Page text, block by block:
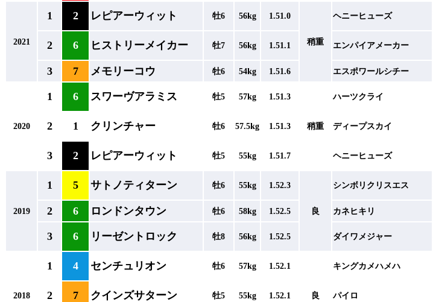
2021
1 2 レピアーウィット 牡6 56kg 1.51.0
稍重
ヘニーヒューズ
2 6 ヒストリーメイカー 牡7 56kg 1.51.1 エンパイアメーカー
3 7 メモリーコウ 牡6 54kg 1.51.6 エスポワールシチー
2020
1 6 スワーヴアラミス 牡5 57kg 1.51.3
稍重
ハーツクライ
2 1 クリンチャー 牡6 57.5kg 1.51.3 ディープスカイ
3 2 レピアーウィット 牡5 55kg 1.51.7 ヘニーヒューズ
2019
1 5 サトノティターン 牡6 55kg 1.52.3
良
シンボリクリスエス
2 6 ロンドンタウン 牡6 58kg 1.52.5 カネヒキリ
3 6 リーゼントロック 牡8 56kg 1.52.5 ダイワメジャー
2018
1 4 センチュリオン 牡6 57kg 1.52.1
良
キングカメハメハ
2 7 クインズサターン 牡5 55kg 1.52.1 パイロ